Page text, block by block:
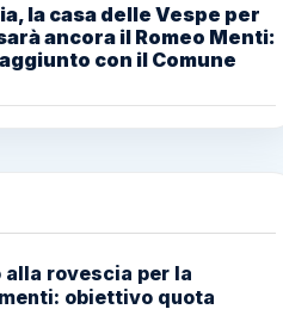
la casa delle Vespe per
ancora il Romeo Menti:
con il Comune
rovescia per la
obiettivo quota